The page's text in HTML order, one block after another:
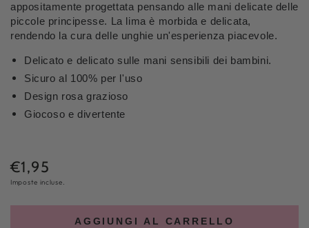
appositamente progettata pensando alle mani delicate delle
piccole principesse. La lima è morbida e delicata,
rendendo la cura delle unghie un'esperienza piacevole.
Delicato e delicato sulle mani sensibili dei bambini.
Sicuro al 100% per l'uso
Design rosa grazioso
Giocoso e divertente
Prezzo
normale
€1,95
Imposte incluse.
AGGIUNGI AL CARRELLO